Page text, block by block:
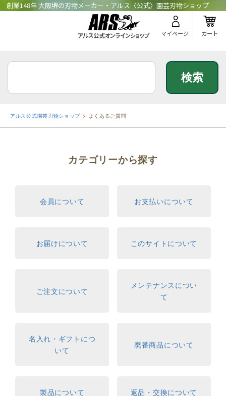
創業148年 大阪堺の刃物メーカー・アルス〈公式〉園芸刃物ショップ
マイページ カート
アルス公式園芸刃物ショップ よくあるご質問
カテゴリーから探す
会員について お支払いについて
お届けについて このサイトについて
ご注文について
メンテナンスについ
て
名入れ・ギフトにつ
いて
廃番商品について
製品について 返品・交換について